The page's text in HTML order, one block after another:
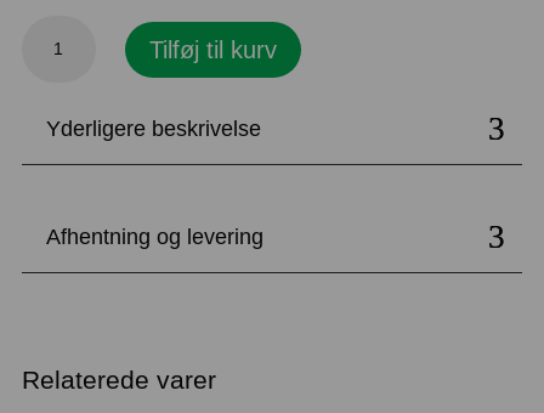
antal
Tilføj til kurv
Yderligere beskrivelse
Afhentning og levering
Relaterede varer